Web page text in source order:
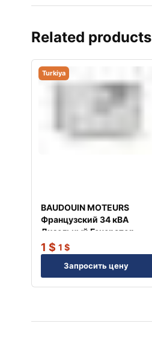
Related products
Turkiya
BAUDOUIN MOTEURS
Французский 34 кВА
Дизельный Генератор
TJ35BD
1 $ 1 $
Запросить цену